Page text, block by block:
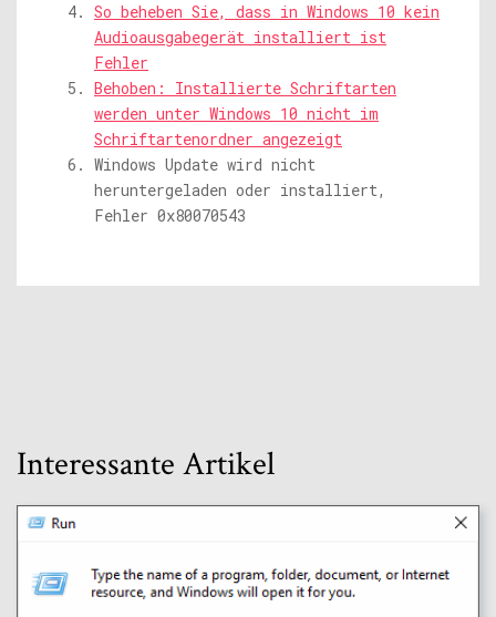
So beheben Sie, dass in Windows 10 kein
Audioausgabegerät installiert ist
Fehler
Behoben: Installierte Schriftarten
werden unter Windows 10 nicht im
Schriftartenordner angezeigt
Windows Update wird nicht
heruntergeladen oder installiert,
Fehler 0x80070543
Interessante Artikel